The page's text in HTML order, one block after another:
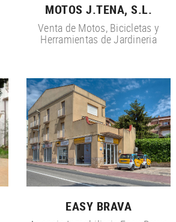
MOTOS J.TENA, S.L.
Venta de Motos, Bicicletas y
Herramientas de Jardineria
EASY BRAVA